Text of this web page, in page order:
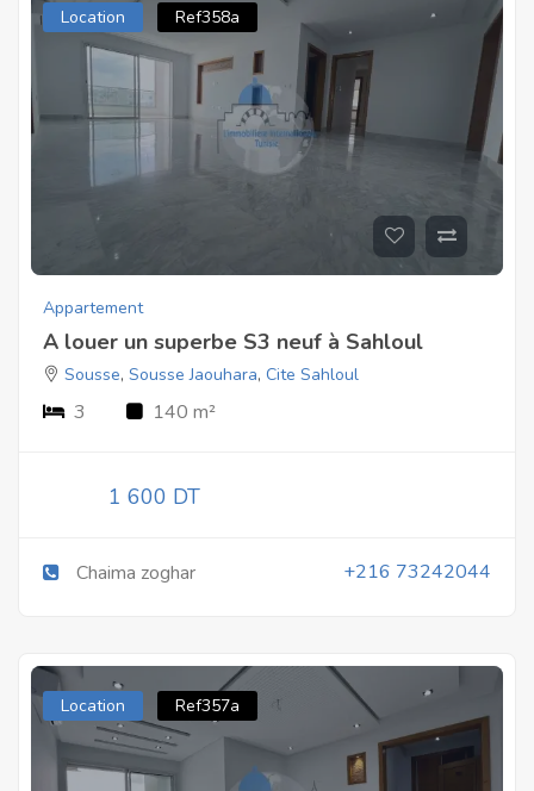
Location Ref358a
Appartement
A louer un superbe S3 neuf à Sahloul
Sousse, Sousse Jaouhara, Cite Sahloul
3 140 m²
1 600 DT
Chaima zoghar +216 73242044
Location Ref357a